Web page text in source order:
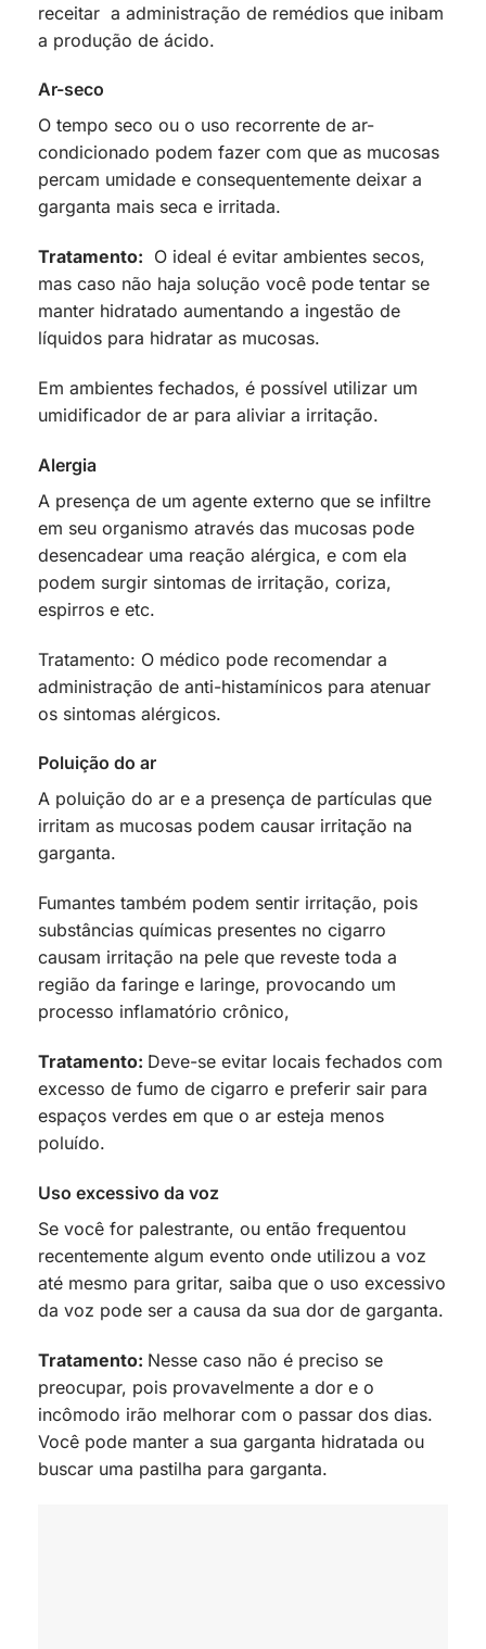
receitar a administração de remédios que inibam
a produção de ácido.
Ar-seco
O tempo seco ou o uso recorrente de ar-
condicionado podem fazer com que as mucosas
percam umidade e consequentemente deixar a
garganta mais seca e irritada.
Tratamento: O ideal é evitar ambientes secos,
mas caso não haja solução você pode tentar se
manter hidratado aumentando a ingestão de
líquidos para hidratar as mucosas.
Em ambientes fechados, é possível utilizar um
umidificador de ar para aliviar a irritação.
Alergia
A presença de um agente externo que se infiltre
em seu organismo através das mucosas pode
desencadear uma reação alérgica, e com ela
podem surgir sintomas de irritação, coriza,
espirros e etc.
Tratamento: O médico pode recomendar a
administração de anti-histamínicos para atenuar
os sintomas alérgicos.
Poluição do ar
A poluição do ar e a presença de partículas que
irritam as mucosas podem causar irritação na
garganta.
Fumantes também podem sentir irritação, pois
substâncias químicas presentes no cigarro
causam irritação na pele que reveste toda a
região da faringe e laringe, provocando um
processo inflamatório crônico,
Tratamento: Deve-se evitar locais fechados com
excesso de fumo de cigarro e preferir sair para
espaços verdes em que o ar esteja menos
poluído.
Uso excessivo da voz
Se você for palestrante, ou então frequentou
recentemente algum evento onde utilizou a voz
até mesmo para gritar, saiba que o uso excessivo
da voz pode ser a causa da sua dor de garganta.
Tratamento: Nesse caso não é preciso se
preocupar, pois provavelmente a dor e o
incômodo irão melhorar com o passar dos dias.
Você pode manter a sua garganta hidratada ou
buscar uma pastilha para garganta.